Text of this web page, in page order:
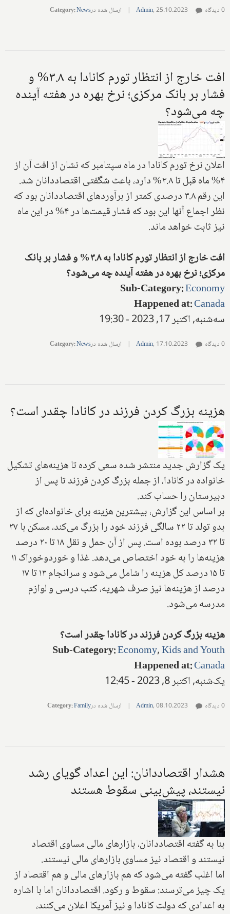
Admin,25.10.2023
| ارسال شده در Category:News 0 دیدگاه
افت خارج از انتظار تورم کانادا به ۳.۸% و
فشار بر بانک مرکزی؛ نرخ بهره در هفته آینده
چه می‌شود؟
اعلان نرخ تورم کانادا در ماه سپتامبر که نشان از افت آن از
۴% ماه قبل تا ۳.۸% دارد، باعث شگفتی اقتصاددانان شد.
این رقم ۳.۸ درصدی کمتر از برآوردهای اقتصاددانان بود که
نظر اجماع آنها این بود که فشار قیمت‌ها در ۴% در این ماه
نیز ثابت خواهد ماند.
افت خارج از انتظار تورم کانادا به ۳.۸% و فشار بر بانک
مرکزی؛ نرخ بهره در هفته آینده چه می‌شود؟
Sub-Category:Economy
Happened at:Canada
سه‌شنبه, اکتبر 17, 2023 - 19:30
Admin, 17.10.2023
| ارسال شده در Category:News 0 دیدگاه
هزینه بزرگ کردن فرزند در کانادا چقدر است؟
یک گزارش جدید منتشر شده سعی کرده تا هزینه‌های تشکیل
خانواده در کانادا، از جمله بزرگ کردن فرزند تا پس از
دبیرستان را حساب کند.
بر اساس این گزارش، بیشترین هزینه برای خانواده‌ای که از
بدو تولد تا ۲۲ سالگی فرزند خود را بزرگ می‌کند، مسکن با ۲۷
تا ۳۲ درصد بوده است. پس از آن حمل و نقل ۱۸ تا ۲۰ درصد
هزینه‌ها را به خود اختصاص می‌دهد. غذا و خوردوخوراک ۱۱
تا ۱۵ درصد کل هزینه را شامل می‌شود و سرانجام ۱۳ تا ۱۷
درصد از هزینه‌ها نیز صرف شهریه، کتب درسی و لوازم
مدرسه می‌شود.
هزینه بزرگ کردن فرزند در کانادا چقدر است؟
Sub-Category:Economy,Kids and Youth
Happened at:Canada
یک‌شنبه, اکتبر 8, 2023 - 12:45
Admin,08.10.2023
| ارسال شده در Category:Family 0 دیدگاه
هشدار اقتصاددانان: این اعداد گویای رشد
نیستند، پیش‌بینی سقوط هستند
بنا به گفته اقتصاددانان، بازارهای مالی مساوی اقتصاد
نیستند و اقتصاد نیز مساوی بازارهای مالی نیستند.
اما اغلب گفته می‌شود که هم بازارهای مالی و هم اقتصاد از
یک چیز می‌ترسند: سقوط و رکود. اقتصاددانان اما با اشاره
به اعدادی که دولت کانادا و نیز آمریکا اعلان می‌کنند،